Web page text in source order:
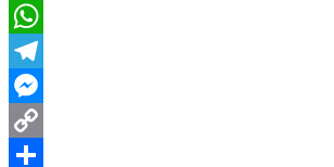
Twitter
WhatsApp
Telegram
Messenger
Copy